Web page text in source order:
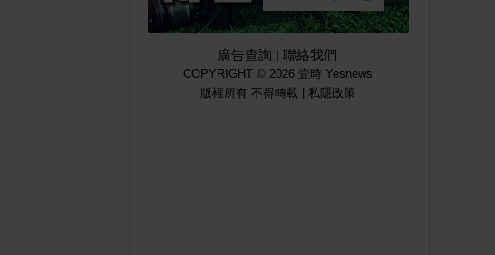
廣告查詢 | 聯絡我們
COPYRIGHT © 2026 壹時 Yesnews
版權所有 不得轉載 | 私隱政策